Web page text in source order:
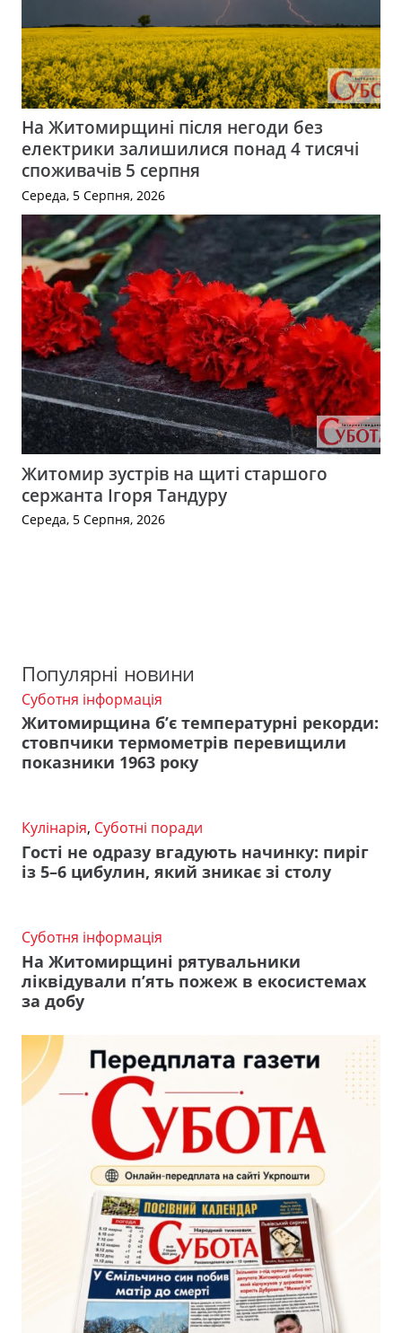
На Житомирщині після негоди без
електрики залишилися понад 4 тисячі
споживачів 5 серпня
Середа, 5 Серпня, 2026
Житомир зустрів на щиті старшого
сержанта Ігоря Тандуру
Середа, 5 Серпня, 2026
Популярні новини
Суботня інформація
Житомирщина б’є температурні рекорди:
стовпчики термометрів перевищили
показники 1963 року
Кулінарія, Суботні поради
Гості не одразу вгадують начинку: пиріг
із 5–6 цибулин, який зникає зі столу
Суботня інформація
На Житомирщині рятувальники
ліквідували п’ять пожеж в екосистемах
за добу